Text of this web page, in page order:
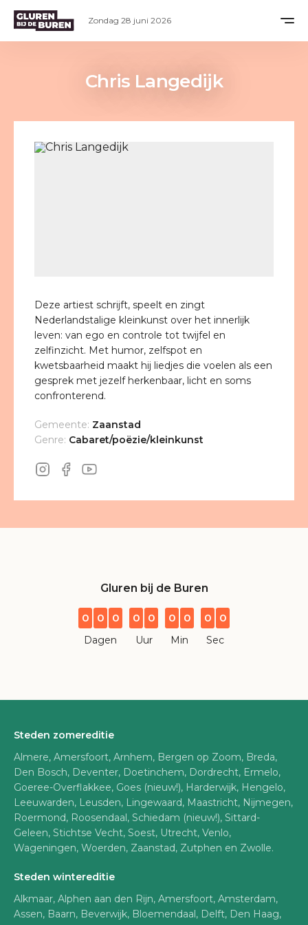
Chris Langedijk
Deze artiest schrijft, speelt en zingt
Nederlandstalige kleinkunst over het innerlijk
leven: van ego en controle tot twijfel en
zelfinzicht. Met humor, zelfspot en
kwetsbaarheid maakt hij liedjes die voelen als een
gesprek met jezelf herkenbaar, licht en soms
confronterend.
Gemeente: Zaanstad
Genre: Cabaret/poëzie/kleinkunst
Gluren bij de Buren
0 0 0
Dagen
0 0
Uur
0 0
Min
0 0
Sec
Steden zomereditie
Almere, Amersfoort, Arnhem, Bergen op Zoom, Breda,
Den Bosch, Deventer, Doetinchem, Dordrecht, Ermelo,
Goeree-Overflakkee, Goes (nieuw!), Harderwijk, Hengelo,
Leeuwarden, Leusden, Lingewaard, Maastricht, Nijmegen,
Roermond, Roosendaal, Schiedam (nieuw!), Sittard-
Geleen, Stichtse Vecht, Soest, Utrecht, Venlo,
Wageningen, Woerden, Zaanstad, Zutphen en Zwolle.
Steden wintereditie
Alkmaar, Alphen aan den Rijn, Amersfoort, Amsterdam,
Assen, Baarn, Beverwijk, Bloemendaal, Delft, Den Haag,
Zondag 28 juni 2026